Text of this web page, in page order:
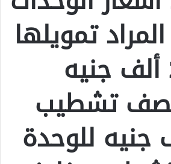
تمويلها
على 200 ألف جنيه
تشطيب
ألف جنيه للوحدة